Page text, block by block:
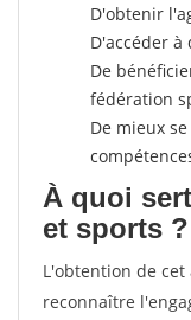
D'obtenir
D'accéder
De
fédération
De mieux
À quoi
et sports ?
L'obtention de
reconnaître